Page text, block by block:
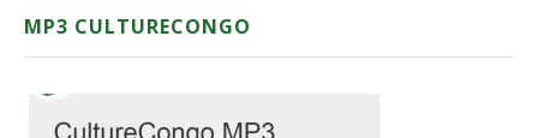
MP3 CULTURECONGO